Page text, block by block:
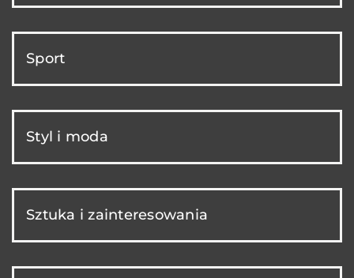
Sport
Styl i moda
Sztuka i zainteresowania